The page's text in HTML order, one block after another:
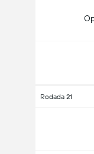
Rodada 21